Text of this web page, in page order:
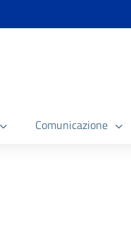
Comunicazione